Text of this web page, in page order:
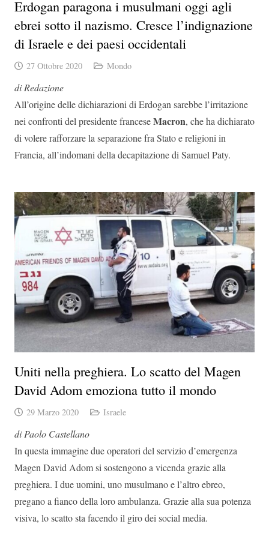
Erdogan paragona i musulmani oggi agli
ebrei sotto il nazismo. Cresce l’indignazione
di Israele e dei paesi occidentali
27 Ottobre 2020 Mondo
di Redazione
All’origine delle dichiarazioni di Erdogan sarebbe l’irritazione
nei confronti del presidente franceseMacron, che ha dichiarato
di volere rafforzare la separazione fra Stato e religioni in
Francia, all’indomani della decapitazione di Samuel Paty.
Uniti nella preghiera. Lo scatto del Magen
David Adom emoziona tutto il mondo
29 Marzo 2020 Israele
di Paolo Castellano
In questa immagine due operatori del servizio d’emergenza
Magen David Adom si sostengono a vicenda grazie alla
preghiera. I due uomini, uno musulmano e l’altro ebreo,
pregano a fianco della loro ambulanza. Grazie alla sua potenza
visiva, lo scatto sta facendo il giro dei social media.